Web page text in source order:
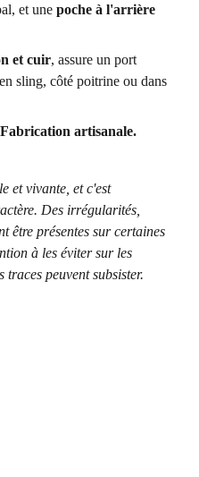
et une poche à l'arrière
et cuir, assure un port
sling, côté poitrine ou dans
Fabrication artisanale.
et vivante, et c'est
Des irrégularités,
être présentes sur certaines
à les éviter sur les
traces peuvent subsister.